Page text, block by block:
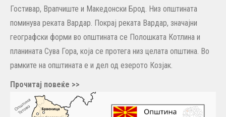
Гостивар, Врапчиште и Македонски Брод. Низ општината
поминува реката Вардар. Покрај реката Вардар, значајни
географски форми во општината се Полошката Котлина и
планината Сува Гора, која се протега низ целата општина. Во
рамките на општината е и дел од езерото Козјак.
Прочитај повеќе >>